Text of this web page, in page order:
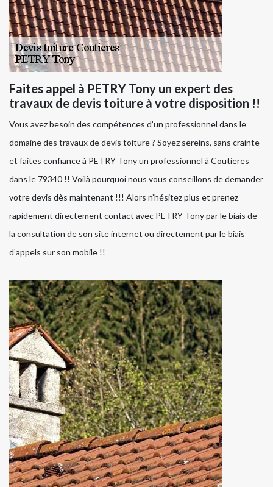
Faites appel à PETRY Tony un expert des
travaux de devis toiture à votre disposition !!
Vous avez besoin des compétences d’un professionnel dans le
domaine des travaux de devis toiture ? Soyez sereins, sans crainte
et faites confiance à PETRY Tony un professionnel à Coutieres
dans le 79340 !! Voilà pourquoi nous vous conseillons de demander
votre devis dès maintenant !!! Alors n’hésitez plus et prenez
rapidement directement contact avec PETRY Tony par le biais de
la consultation de son site internet ou directement par le biais
d’appels sur son mobile !!